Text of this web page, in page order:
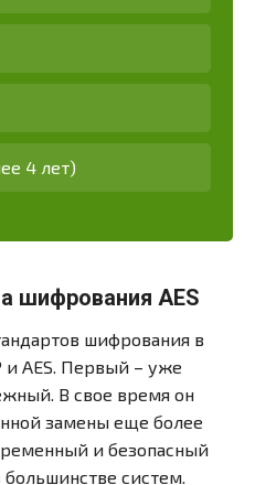
4 лет)
шифрования AES
шифрования в
и AES. Первый – уже
В свое время он
замены еще более
и безопасный
большинстве систем.